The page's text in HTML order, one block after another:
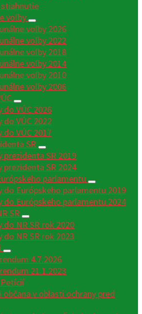
voľby
voľby 2026
voľby 2022
voľby 2018
voľby 2014
voľby 2010
voľby 2006
do VÚC 2026
do VÚC 2022
do VÚC 2017
SR
prezidenta SR 2019
prezidenta SR 2024
parlamentu
do Európskeho parlamentu 2019
do Európskeho parlamentu 2024
SR
do NR SR rok 2020
do NR SR rok 2023
4.7.2026
21.1.2023
občana v oblasti ochrany pred